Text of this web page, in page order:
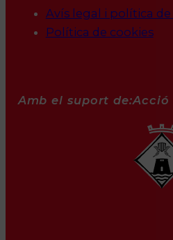
Avís legal i política
Política de cookies
Amb el suport de:Acció